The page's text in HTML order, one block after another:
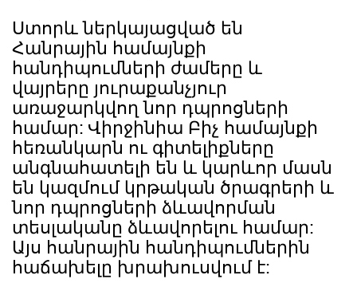
Ստորև ներկայացված են
Հանրային համայնքի
հանդիպումների ժամերը և
վայրերը յուրաքանչյուր
առաջարկվող նոր դպրոցների
համար: Վիրջինիա Բիչ համայնքի
հեռանկարն ու գիտելիքները
անգնահատելի են և կարևոր մասն
են կազմում կրթական ծրագրերի և
նոր դպրոցների ձևավորման
տեսլականը ձևավորելու համար:
Այս հանրային հանդիպումներին
հաճախելը խրախուսվում է: